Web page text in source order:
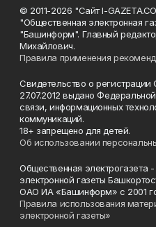
© 2011-2026 "Сайт I-
"Общественная электронная
"Башинформ". Главный
Михайлович.
Правила применения
Свидетельство о
27.07.2012 выдано
связи, информационных
коммуникаций.
18+ запрещено для детей.
Об использовании
Общественная электрогазета
электронной газеты
ОАО ИА «Башинформ» с 2001
Правила использования
электронной газеты»